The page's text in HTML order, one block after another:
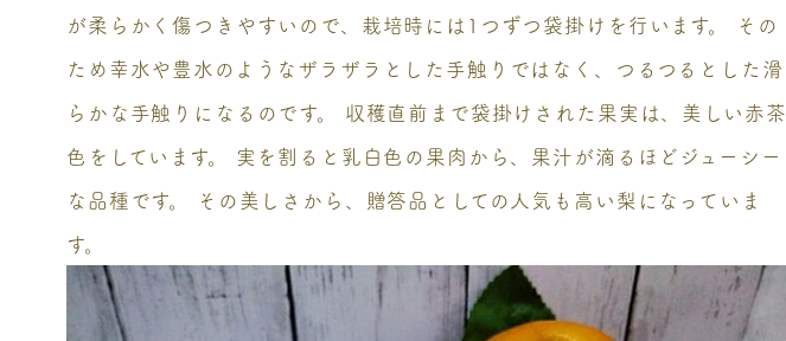
が柔らかく傷つきやすいので、栽培時には1つずつ袋掛けを行います。 その
ため幸水や豊水のようなザラザラとした手触りではなく、つるつるとした滑
らかな手触りになるのです。 収穫直前まで袋掛けされた果実は、美しい赤茶
色をしています。 実を割ると乳白色の果肉から、果汁が滴るほどジューシー
な品種です。 その美しさから、贈答品としての人気も高い梨になっていま
す。